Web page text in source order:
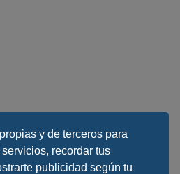
y de terceros para
recordar tus
publicidad según tu